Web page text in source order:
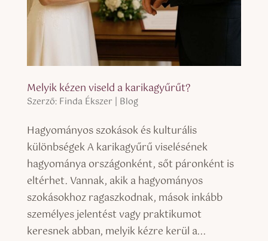
Melyik kézen viseld a karikagyűrűt?
Szerző: Finda Ékszer| Blog
Hagyományos szokások és kulturális
különbségek A karikagyűrű viselésének
hagyománya országonként, sőt páronként is
eltérhet. Vannak, akik a hagyományos
szokásokhoz ragaszkodnak, mások inkább
személyes jelentést vagy praktikumot
keresnek abban, melyik kézre kerül a...